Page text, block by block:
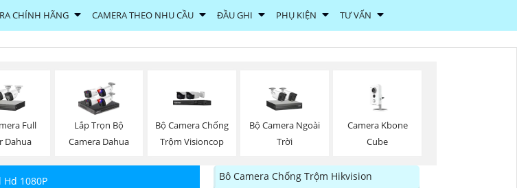
CHÍNH HÃNG CAMERA THEO NHU CẦU ĐẦU GHI PHỤ KIỆN TƯ VẤN
Full
Dahua
Lắp Trọn Bộ
Camera Dahua
Bộ Camera Chống
Trộm Visioncop
Bộ Camera Ngoài
Trời
Camera Kbone
Cube
1080P Bô Camera Chống Trộm Hikvision